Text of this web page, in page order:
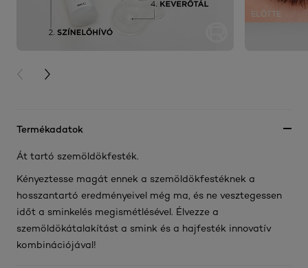
PREVIOUS CARD
NEXT CARD
Termékadatok
Át tartó szemöldökfesték.
Kényeztesse magát ennek a szemöldökfestéknek a
hosszantartó eredményeivel még ma, és ne vesztegessen
időt a sminkelés megismétlésével. Élvezze a
szemöldökátalakítást a smink és a hajfesték innovatív
kombinációjával!